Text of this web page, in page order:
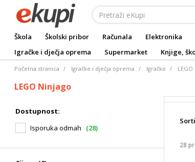
Škola Školski pribor Računala Elektronika
Igračke i dječja oprema
Supermarket Knjige,
Početna stranica Igračke i dječja oprema Igračke LEGO
LEGO Ninjago
Dostupnost:
Isporuka odmah
(28)
28